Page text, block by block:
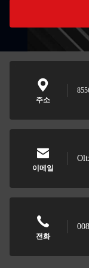
주소
이메일
전화